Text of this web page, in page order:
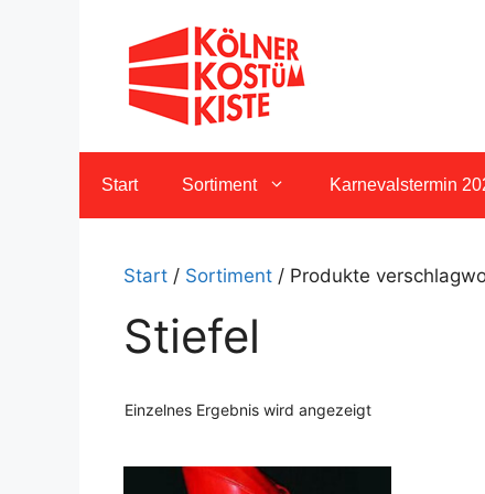
Start Sortiment Karnevalstermin
Start / Sortiment / Produkte
Stiefel
Einzelnes Ergebnis wird angezeigt